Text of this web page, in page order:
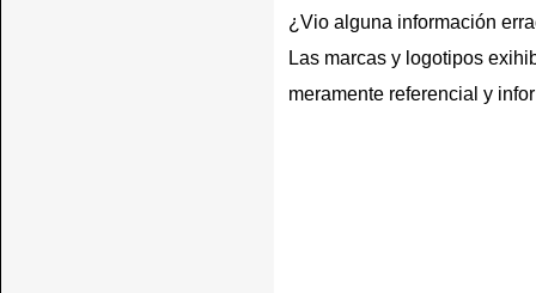
¿Vio alguna información
Las marcas y logotipos
meramente referencial y